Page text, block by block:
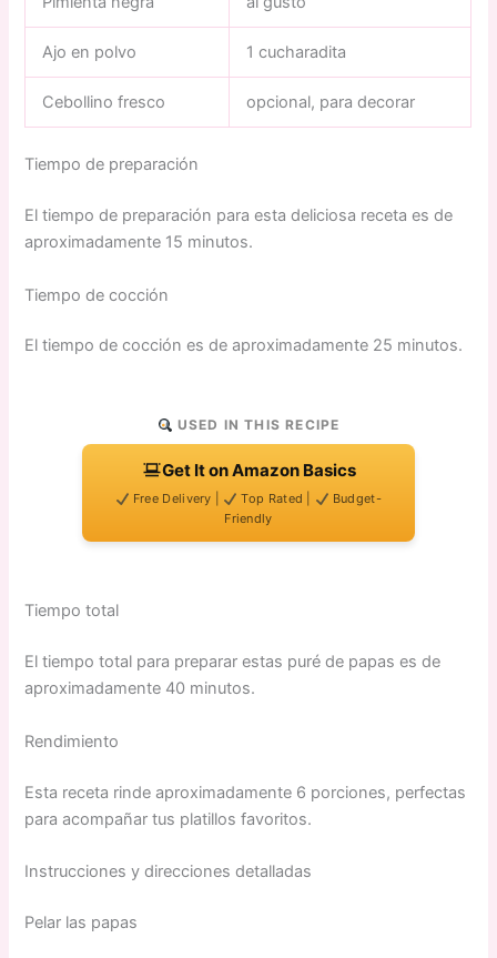
Ajo en polvo 1 cucharadita
Cebollino fresco opcional, para decorar
Tiempo de preparación
El tiempo de preparación para esta deliciosa receta es de
aproximadamente 15 minutos.
Tiempo de cocción
El tiempo de cocción es de aproximadamente 25 minutos.
USED IN THIS RECIPE
Get It on Amazon Basics
Free Delivery | Top Rated |
Budget-
Friendly
Tiempo total
El tiempo total para preparar estas puré de papas es de
aproximadamente 40 minutos.
Rendimiento
Esta receta rinde aproximadamente 6 porciones, perfectas
para acompañar tus platillos favoritos.
Instrucciones y direcciones detalladas
Pelar las papas